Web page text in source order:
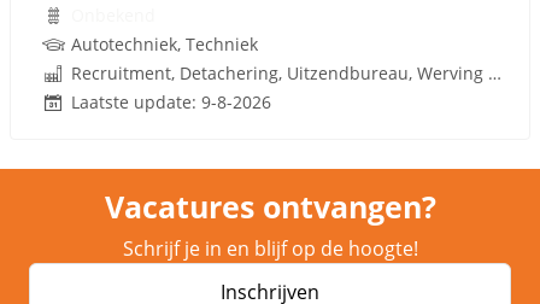
Autotechniek, Techniek
Recruitment, Detachering, Uitzendbureau, Werving en Selectie
Laatste update: 9-8-2026
Vacatures ontvangen?
Schrijf je in en blijf op de hoogte!
Inschrijven